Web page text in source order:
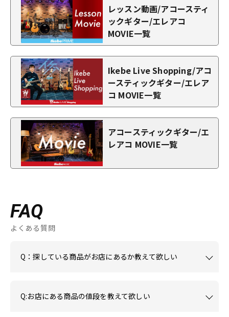
レッスン動画/アコースティ
ックギター/エレアコ
MOVIE一覧
Ikebe Live Shopping/アコ
ースティックギター/エレア
コ MOVIE一覧
アコースティックギター/エ
レアコ MOVIE一覧
FAQ
よくある質問
Q：探している商品がお店にあるか教えて欲しい
Q:お店にある商品の値段を教えて欲しい